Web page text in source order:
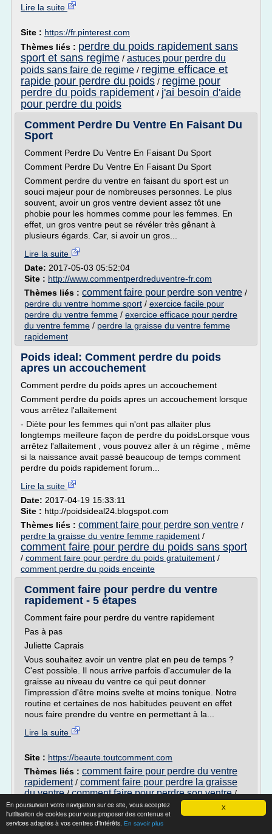
X
En poursuivant votre navigation sur ce site, vous acceptez
l'utilisation de cookies pour vous proposer des contenus et
services adaptés à vos centres d'intérêts. En savoir plus
Lire la suite
Site : https://fr.pinterest.com
Thèmes liés : perdre du poids rapidement sans
sport et sans regime / astuces pour perdre du
poids sans faire de regime / regime efficace et
rapide pour perdre du poids / regime pour
perdre du poids rapidement / j'ai besoin d'aide
pour perdre du poids
Comment Perdre Du Ventre En Faisant Du
Sport
Comment Perdre Du Ventre En Faisant Du Sport
Comment Perdre Du Ventre En Faisant Du Sport
Comment perdre du ventre en faisant du sport est un
souci majeur pour de nombreuses personnes. Le plus
souvent, avoir un gros ventre devient assez tôt une
phobie pour les hommes comme pour les femmes. En
effet, un gros ventre peut se révéler très gênant à
plusieurs égards. Car, si avoir un gros...
Lire la suite
Date: 2017-05-03 05:52:04
Site : http://www.commentperdreduventre-fr.com
Thèmes liés : comment faire pour perdre son ventre /
perdre du ventre homme sport / exercice facile pour
perdre du ventre femme / exercice efficace pour perdre
du ventre femme / perdre la graisse du ventre femme
rapidement
Poids ideal: Comment perdre du poids
apres un accouchement
Comment perdre du poids apres un accouchement
Comment perdre du poids apres un accouchement lorsque
vous arrêtez l'allaitement
- Diète pour les femmes qui n'ont pas allaiter plus
longtemps meilleure façon de perdre du poidsLorsque vous
arrêtez l'allaitement , vous pouvez aller à un régime , même
si la naissance avait passé beaucoup de temps comment
perdre du poids rapidement forum...
Lire la suite
Date: 2017-04-19 15:33:11
Site : http://poidsideal24.blogspot.com
Thèmes liés : comment faire pour perdre son ventre /
perdre la graisse du ventre femme rapidement /
comment faire pour perdre du poids sans sport
/ comment faire pour perdre du poids gratuitement /
comment perdre du poids enceinte
Comment faire pour perdre du ventre
rapidement - 5 étapes
Comment faire pour perdre du ventre rapidement
Pas à pas
Juliette Caprais
Vous souhaitez avoir un ventre plat en peu de temps ?
C'est possible. Il nous arrive parfois d'accumuler de la
graisse au niveau du ventre ce qui peut donner
l'impression d'être moins svelte et moins tonique. Notre
routine et certaines de nos habitudes peuvent en effet
nous faire prendre du ventre en permettant à la...
Lire la suite
Site : https://beaute.toutcomment.com
Thèmes liés : comment faire pour perdre du ventre
rapidement/ comment faire pour perdre la graisse
du ventre/comment faire pour perdre son ventre/
comment perdre du poids rapidement sans
faire de sport/comment perdre du poids
rapidement sans faire de regime